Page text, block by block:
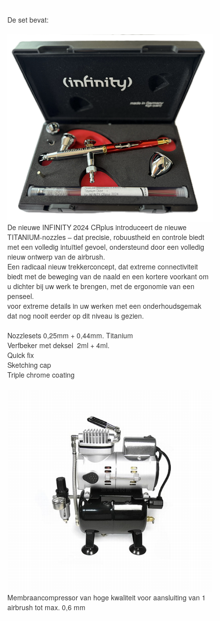
De set bevat:
De nieuwe INFINITY 2024 CRplus introduceert de nieuwe
TITANIUM-nozzles – dat precisie, robuustheid en controle biedt
met een volledig intuïtief gevoel, ondersteund door een volledig
nieuw ontwerp van de airbrush.
Een radicaal nieuw trekkerconcept, dat extreme connectiviteit
biedt met de beweging van de naald en een kortere voorkant om
u dichter bij uw werk te brengen, met de ergonomie van een
penseel.
voor extreme details in uw werken met een onderhoudsgemak
dat nog nooit eerder op dit niveau is gezien.
Nozzlesets 0,25mm + 0,44mm. Titanium
Verfbeker met deksel 2ml + 4ml.
Quick fix
Sketching cap
Triple chrome coating
Membraancompressor van hoge kwaliteit voor aansluiting van 1
airbrush tot max. 0,6 mm